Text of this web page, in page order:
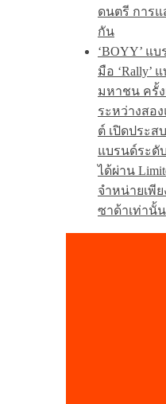
ดนตรี การแ
กัน
‘BOYY’ แ
มือ ‘Rally’
มหาชน ครั้ง
ระหว่างสอ
ต์ เปิดประ
แบรนด์ระดั
ได้ผ่าน
จำหน่ายเพี
ซาด้าเท่านั้น